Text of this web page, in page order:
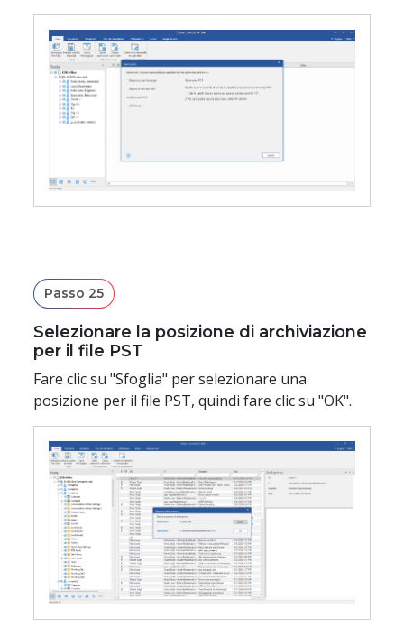
Passo 25
Selezionare la posizione di archiviazione
per il file PST
Fare clic su "Sfoglia" per selezionare una
posizione per il file PST, quindi fare clic su "OK".